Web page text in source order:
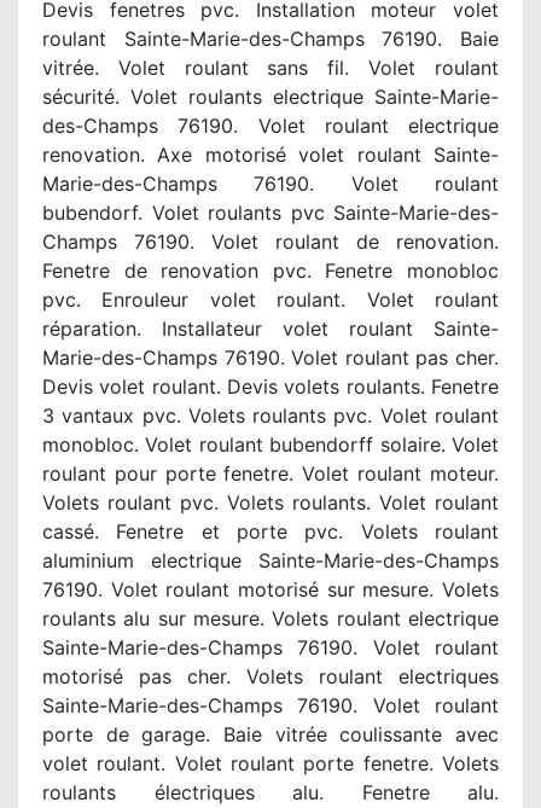
Devis fenetres pvc. Installation moteur volet
roulant Sainte-Marie-des-Champs 76190. Baie
vitrée. Volet roulant sans fil. Volet roulant
sécurité. Volet roulants electrique Sainte-Marie-
des-Champs 76190. Volet roulant electrique
renovation. Axe motorisé volet roulant Sainte-
Marie-des-Champs 76190. Volet roulant
bubendorf. Volet roulants pvc Sainte-Marie-des-
Champs 76190. Volet roulant de renovation.
Fenetre de renovation pvc. Fenetre monobloc
pvc. Enrouleur volet roulant. Volet roulant
réparation. Installateur volet roulant Sainte-
Marie-des-Champs 76190. Volet roulant pas cher.
Devis volet roulant. Devis volets roulants. Fenetre
3 vantaux pvc. Volets roulants pvc. Volet roulant
monobloc. Volet roulant bubendorff solaire. Volet
roulant pour porte fenetre. Volet roulant moteur.
Volets roulant pvc. Volets roulants. Volet roulant
cassé. Fenetre et porte pvc. Volets roulant
aluminium electrique Sainte-Marie-des-Champs
76190. Volet roulant motorisé sur mesure. Volets
roulants alu sur mesure. Volets roulant electrique
Sainte-Marie-des-Champs 76190. Volet roulant
motorisé pas cher. Volets roulant electriques
Sainte-Marie-des-Champs 76190. Volet roulant
porte de garage. Baie vitrée coulissante avec
volet roulant. Volet roulant porte fenetre. Volets
roulants électriques alu. Fenetre alu.